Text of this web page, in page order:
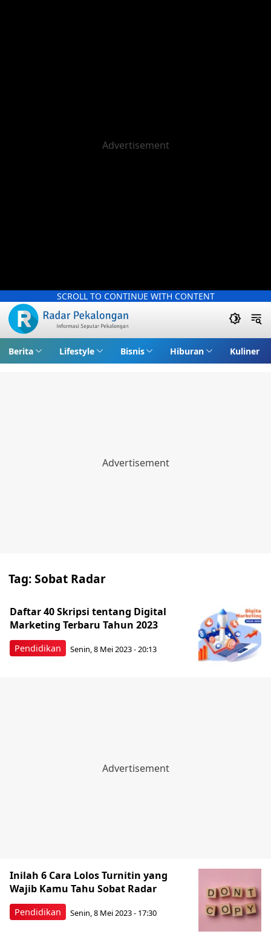
SCROLL TO CONTINUE WITH CONTENT
Berita Lifestyle Bisnis Hiburan Kuliner
Tag:Sobat Radar
Pendidikan
Daftar 40 Skripsi tentang Digital
Marketing Terbaru Tahun 2023
Senin, 8 Mei 2023 - 20:13
Pendidikan
Inilah 6 Cara Lolos Turnitin yang
Wajib Kamu Tahu Sobat Radar
Senin, 8 Mei 2023 - 17:30